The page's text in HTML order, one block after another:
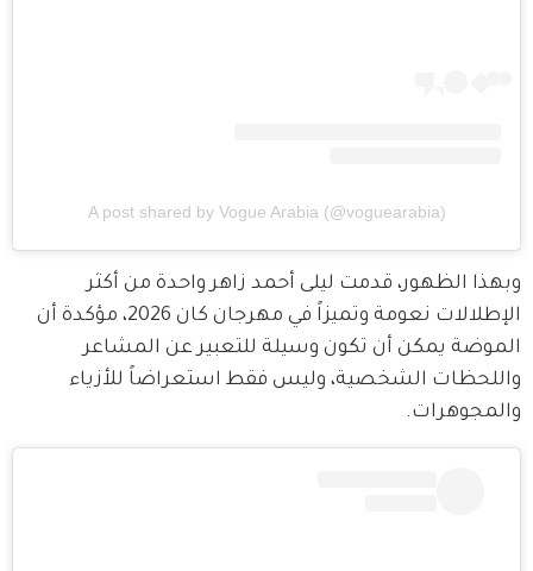
A post shared by Vogue Arabia (@voguearabia)
وبهذا الظهور، قدمت ليلى أحمد زاهر واحدة من أكثر
الإطلالات نعومة وتميزاً في مهرجان كان 2026، مؤكدة أن
الموضة يمكن أن تكون وسيلة للتعبير عن المشاعر
واللحظات الشخصية، وليس فقط استعراضاً للأزياء
والمجوهرات.